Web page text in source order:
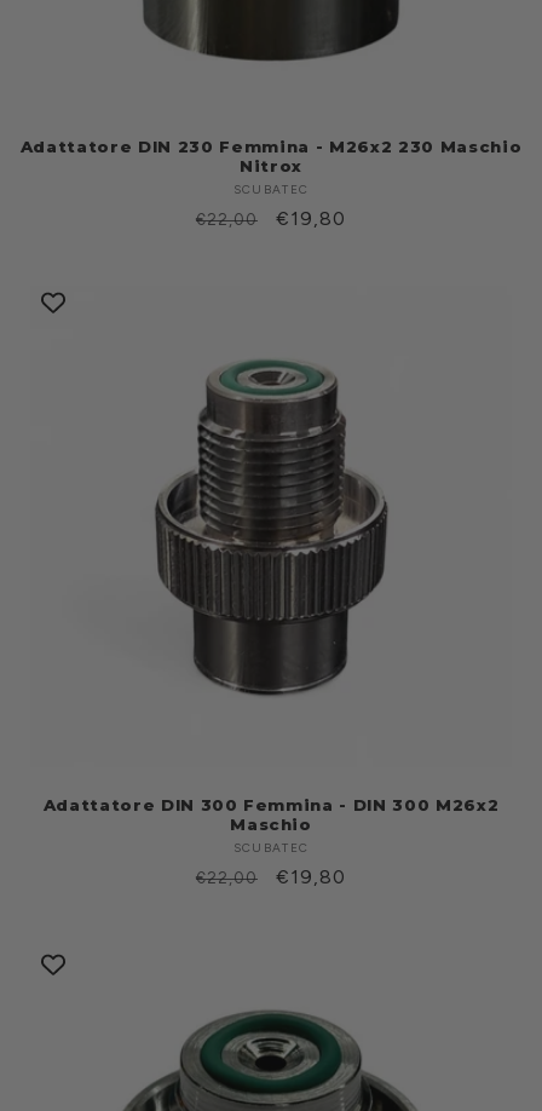
Adattatore DIN 230 Femmina - M26x2 230 Maschio
Nitrox
Produttore:
SCUBATEC
Prezzo
€22,00
Prezzo
€19,80
Adattatore DIN 300 Femmina - DIN 300 M26x2
Maschio
Produttore:
SCUBATEC
Prezzo
€22,00
Prezzo
€19,80